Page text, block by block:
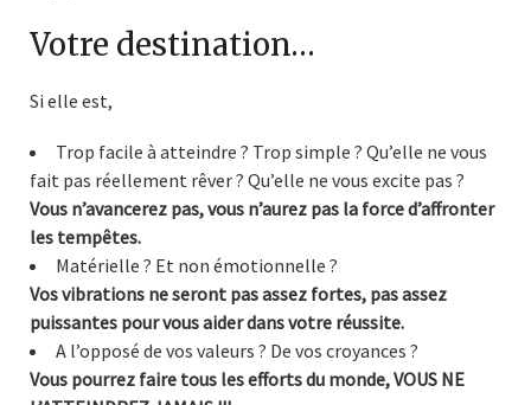
Votre destination…
Si elle est,
Trop facile à atteindre ? Trop simple ? Qu’elle ne vous
fait pas réellement rêver ? Qu’elle ne vous excite pas ?
Vous n’avancerez pas, vous n’aurez pas la force d’affronter
les tempêtes.
Matérielle ? Et non émotionnelle ?
Vos vibrations ne seront pas assez fortes, pas assez
puissantes pour vous aider dans votre réussite.
A l’opposé de vos valeurs ? De vos croyances ?
Vous pourrez faire tous les efforts du monde, VOUS NE